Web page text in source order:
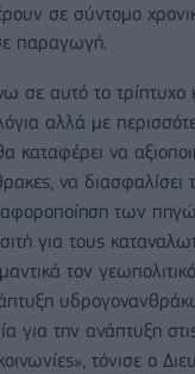
σε σύντομο
παραγωγή.
σε αυτό το
αλλά με
να
να διασφαλίσει
των
για τους
τον
για την ανάπτυξη στις
τόνισε ο